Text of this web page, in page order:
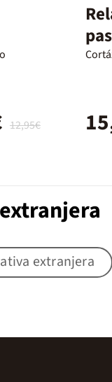
12,95€
extranjera